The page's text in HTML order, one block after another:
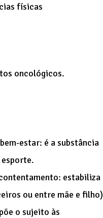
físicas
oncológicos.
estar: é a substância
estabiliza
ou entre mãe e filho)
o sujeito às